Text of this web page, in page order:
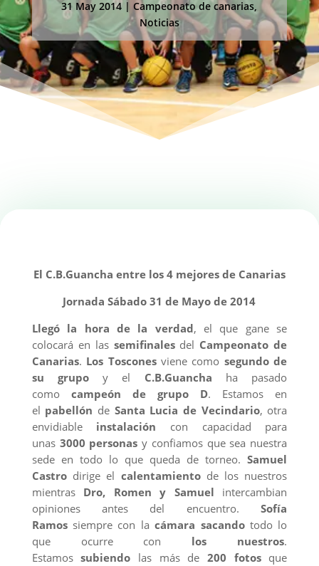
31 May 2014|Campeonato de canarias,
Noticias
El C.B.Guancha entre los 4 mejores de Canarias
Jornada Sábado 31 de Mayo de 2014
Llegó la hora de la verdad, el que gane se
colocará en las semifinalesdel Campeonato de
Canarias. Los Tosconesviene como segundo de
su grupo y el C.B.Guancha ha pasado
como campeón de grupo D. Estamos en
el pabellón de Santa Lucia de Vecindario, otra
envidiable instalación con capacidad para
unas 3000 personas y confiamos que sea nuestra
sede en todo lo que queda de torneo.Samuel
Castrodirige el calentamientode los nuestros
mientras Dro, Romen y Samuel intercambian
opiniones antes del encuentro.Sofía
Ramossiempre con lacámara sacandotodo lo
que ocurre con los nuestros.
Estamossubiendo las más de 200 fotosque